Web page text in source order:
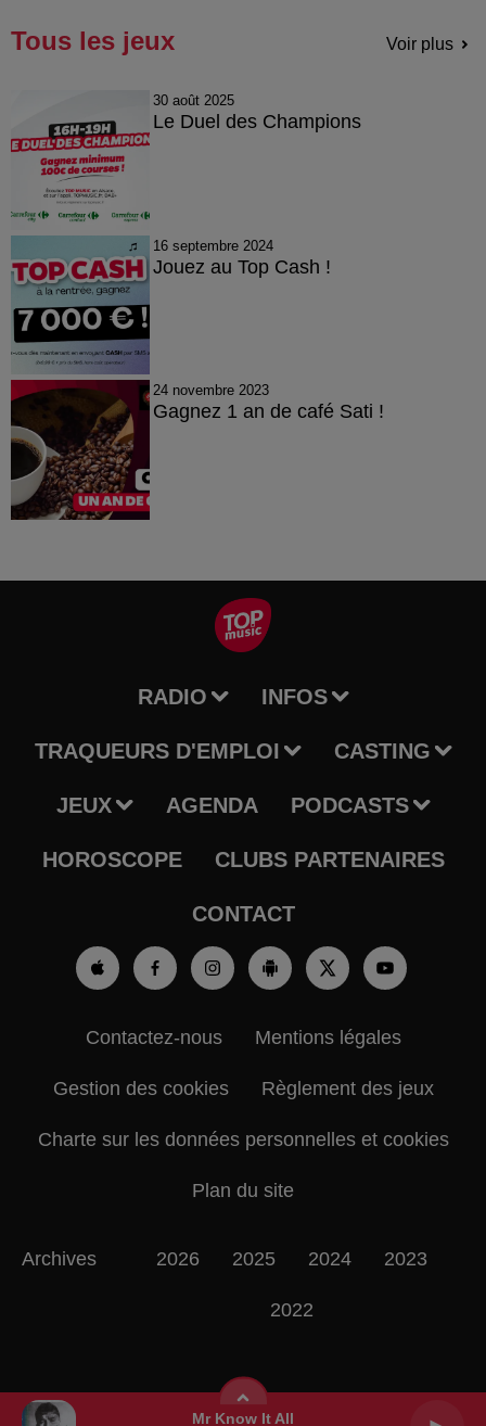
Mr Know It All
Tous les jeux Voir plus
30 août 2025
Le Duel des Champions
16 septembre 2024
Jouez au Top Cash !
24 novembre 2023
Gagnez 1 an de café Sati !
RADIO INFOS
TRAQUEURS D'EMPLOI CASTING
JEUX AGENDA PODCASTS
HOROSCOPE CLUBS PARTENAIRES
CONTACT
Contactez-nous Mentions légales
Gestion des cookies Règlement des jeux
Charte sur les données personnelles et cookies
Plan du site
Archives 2026 2025 2024 2023
2022